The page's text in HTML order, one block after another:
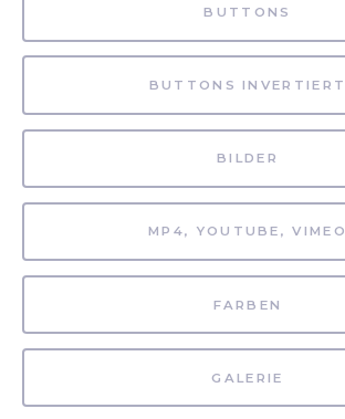
BUTTONS
BUTTONS INVERTIERT
BILDER
MP4, YOUTUBE, VIMEO
FARBEN
GALERIE